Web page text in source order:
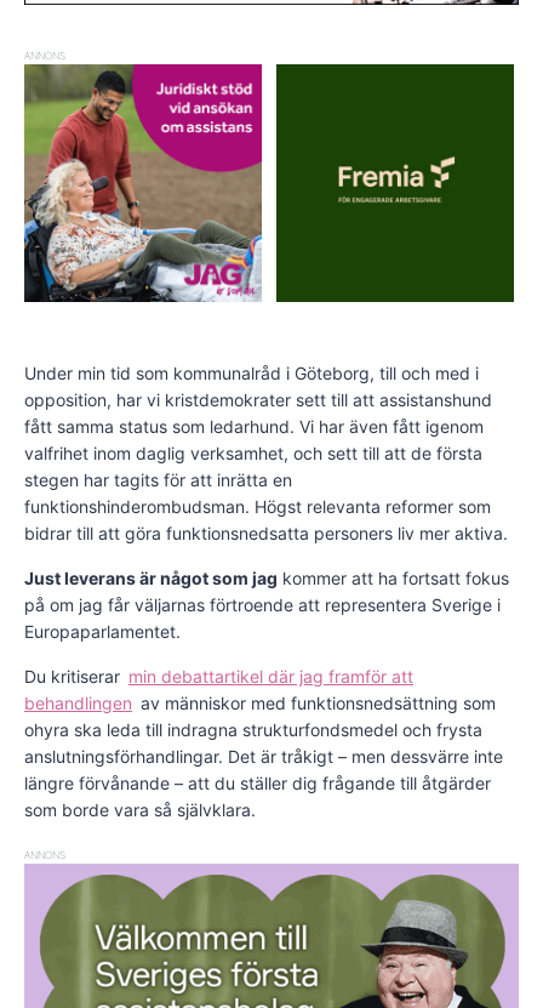
ANNONS
Under min tid som kommunalråd i Göteborg, till och med i
opposition, har vi kristdemokrater sett till att assistanshund
fått samma status som ledarhund. Vi har även fått igenom
valfrihet inom daglig verksamhet, och sett till att de första
stegen har tagits för att inrätta en
funktionshinderombudsman. Högst relevanta reformer som
bidrar till att göra funktionsnedsatta personers liv mer aktiva.
Just leverans är något som jag kommer att ha fortsatt fokus
på om jag får väljarnas förtroende att representera Sverige i
Europaparlamentet.
Du kritiserar min debattartikel där jag framför att
behandlingen av människor med funktionsnedsättning som
ohyra ska leda till indragna strukturfondsmedel och frysta
anslutningsförhandlingar. Det är tråkigt – men dessvärre inte
längre förvånande – att du ställer dig frågande till åtgärder
som borde vara så självklara.
ANNONS